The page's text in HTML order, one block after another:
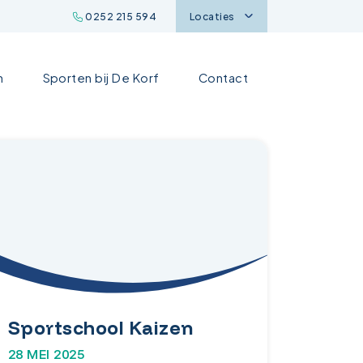
0252 215 594 Locaties
Sporten bij De Korf Contact
Sportschool Kaizen
28 MEI 2025